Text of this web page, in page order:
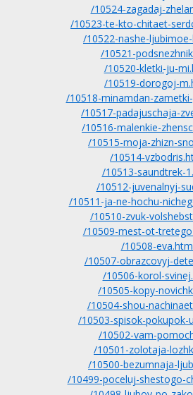
/10524-zagadaj-
/10523-te-kto-chitaet-
/10522-nashe-
/10521-
/10520-kletki-ju-
/10519-dorogoj-
/10518-minamdan-
/10517-padajuschaja-
/10516-malenkie-
/10515-moja-zhizn-
/10514-
/10513-saundtrek-
/10512-juvenalnyj-
/10511-ja-ne-hochu-
/10510-zvuk-
/10509-mest-ot-
/10508-
/10507-obrazcovyj-
/10506-korol-
/10505-kopy-
/10504-shou-
/10503-spisok-pokupok-
/10502-vam-
/10501-zolotaja-
/10500-bezumnaja-
/10499-poceluj-shestogo-